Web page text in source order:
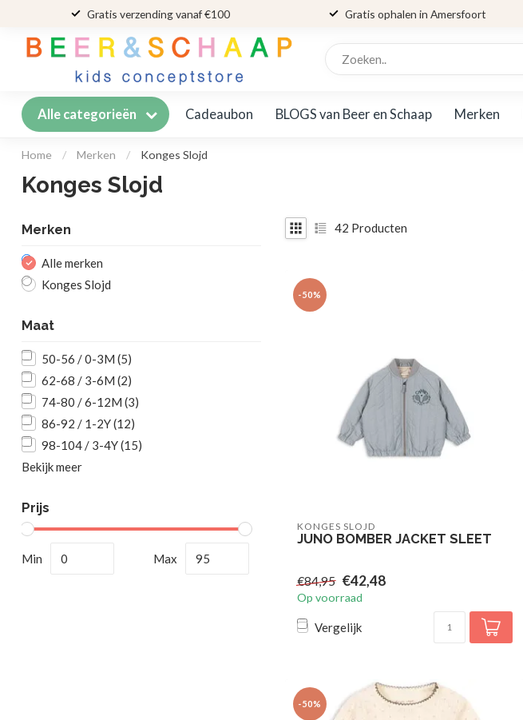
Gratis verzending vanaf €100 Gratis ophalen in Amersfoort
Alle categorieën Cadeaubon BLOGS van Beer en Schaap Merken
Home / Merken / Konges Slojd
Konges Slojd
Merken
Alle merken
Konges Slojd
Maat
50-56 / 0-3M (5)
62-68 / 3-6M (2)
74-80 / 6-12M (3)
86-92 / 1-2Y(12)
98-104 / 3-4Y(15)
Bekijk meer
Prijs
Min Max
42 Producten
-50%
KONGES SLOJD
JUNO BOMBER JACKET SLEET
€84,95 €42,48
Op voorraad
Vergelijk
-50%